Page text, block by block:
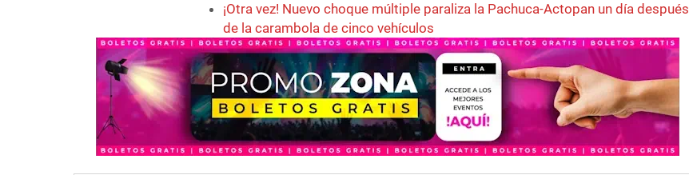
¡Otra vez! Nuevo choque múltiple paraliza la Pachuca-Actopan un día después
de la carambola de cinco vehículos